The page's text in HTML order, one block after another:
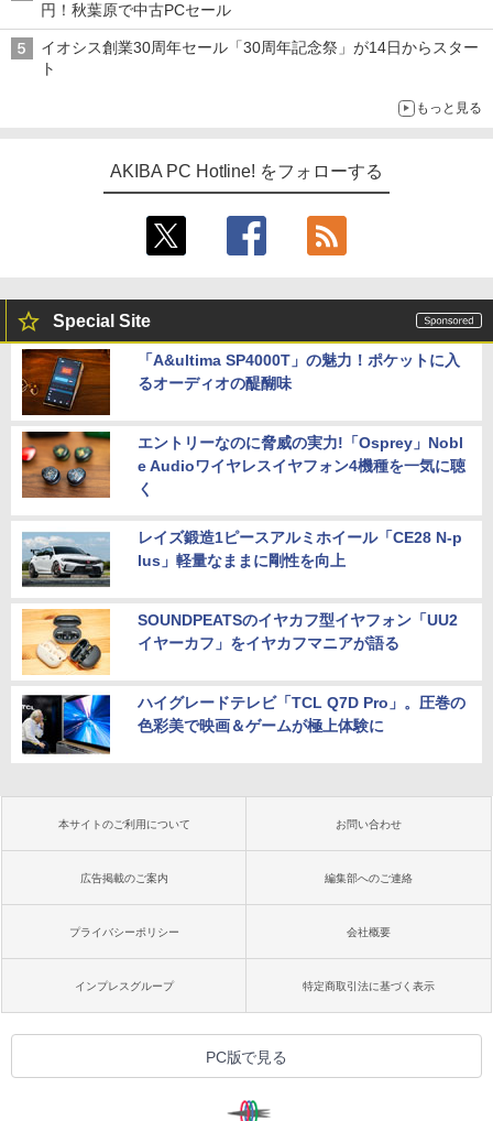
円！秋葉原で中古PCセール
イオシス創業30周年セール「30周年記念祭」が14日からスター
ト
もっと見る
AKIBA PC Hotline! をフォローする
Special Site
「A&ultima SP4000T」の魅力！ポケットに入
るオーディオの醍醐味
エントリーなのに脅威の実力!「Osprey」Nobl
e Audioワイヤレスイヤフォン4機種を一気に聴
く
レイズ鍛造1ピースアルミホイール「CE28 N-p
lus」軽量なままに剛性を向上
SOUNDPEATSのイヤカフ型イヤフォン「UU2
イヤーカフ」をイヤカフマニアが語る
ハイグレードテレビ「TCL Q7D Pro」。圧巻の
色彩美で映画＆ゲームが極上体験に
本サイトのご利用について お問い合わせ
広告掲載のご案内 編集部へのご連絡
プライバシーポリシー 会社概要
インプレスグループ 特定商取引法に基づく表示
PC版で見る